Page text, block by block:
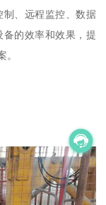
制、远程监控、数据
的效率和效果，提
。